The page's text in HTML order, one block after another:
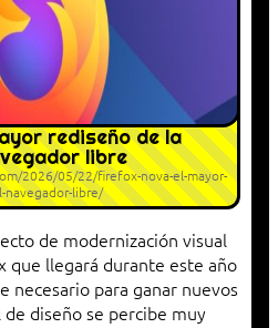
rediseño de la
libre
2026/05/22/firefox-nova-el-mayor-
navegador-libre/
de modernización visual
que llegará durante este año
necesario para ganar nuevos
diseño se percibe muy